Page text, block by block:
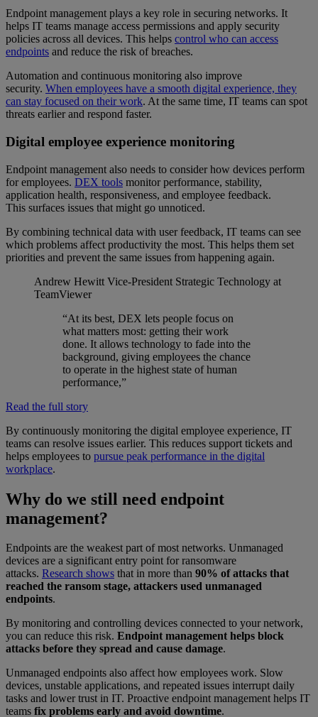
Endpoint management plays a key role in securing networks. It
helps IT teams manage access permissions and apply security
policies across all devices. This helps control who can access
endpoints and reduce the risk of breaches.
Automation and continuous monitoring also improve
security. When employees have a smooth digital experience, they
can stay focused on their work. At the same time, IT teams can spot
threats earlier and respond faster.
Digital employee experience monitoring
Endpoint management also needs to consider how devices perform
for employees. DEX tools monitor performance, stability,
application health, responsiveness, and employee feedback.
This surfaces issues that might go unnoticed.
By combining technical data with user feedback, IT teams can see
which problems affect productivity the most. This helps them set
priorities and prevent the same issues from happening again.
Andrew Hewitt Vice-President Strategic Technology at
TeamViewer
“At its best, DEX lets people focus on
what matters most: getting their work
done. It allows technology to fade into the
background, giving employees the chance
to operate in the highest state of human
performance,”
Read the full story
By continuously monitoring the digital employee experience, IT
teams can resolve issues earlier. This reduces support tickets and
helps employees to pursue peak performance in the digital
workplace.
Why do we still need endpoint
management?
Endpoints are the weakest part of most networks. Unmanaged
devices are a significant entry point for ransomware
attacks. Research shows that in more than 90% of attacks that
reached the ransom stage, attackers used unmanaged
endpoints.
By monitoring and controlling devices connected to your network,
you can reduce this risk. Endpoint management helps block
attacks before they spread and cause damage.
Unmanaged endpoints also affect how employees work. Slow
devices, unstable applications, and repeated issues interrupt daily
tasks and lower trust in IT. Proactive endpoint management helps IT
teams fix problems early and avoid downtime.